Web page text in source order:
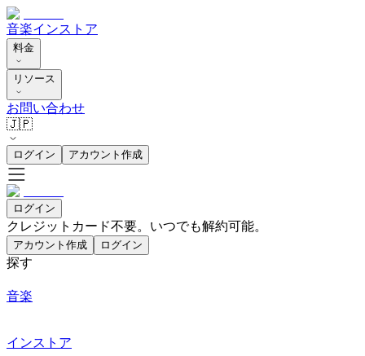
音楽インストア
料金
リソース
お問い合わせ
🇯🇵
ログイン アカウント作成
ログイン
クレジットカード不要。いつでも解約可能。
アカウント作成 ログイン
探す
音楽
インストア